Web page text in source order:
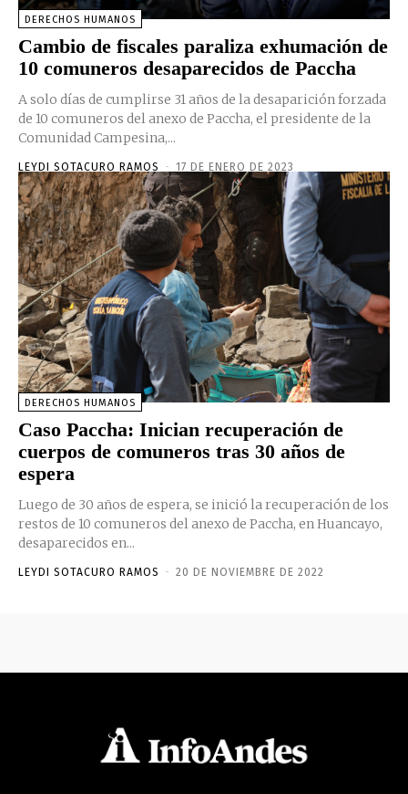
DERECHOS HUMANOS
Cambio de fiscales paraliza exhumación de
10 comuneros desaparecidos de Paccha
A solo días de cumplirse 31 años de la desaparición forzada
de 10 comuneros del anexo de Paccha, el presidente de la
Comunidad Campesina,...
LEYDI SOTACURO RAMOS - 17 DE ENERO DE 2023
DERECHOS HUMANOS
Caso Paccha: Inician recuperación de
cuerpos de comuneros tras 30 años de
espera
Luego de 30 años de espera, se inició la recuperación de los
restos de 10 comuneros del anexo de Paccha, en Huancayo,
desaparecidos en...
LEYDI SOTACURO RAMOS - 20 DE NOVIEMBRE DE 2022